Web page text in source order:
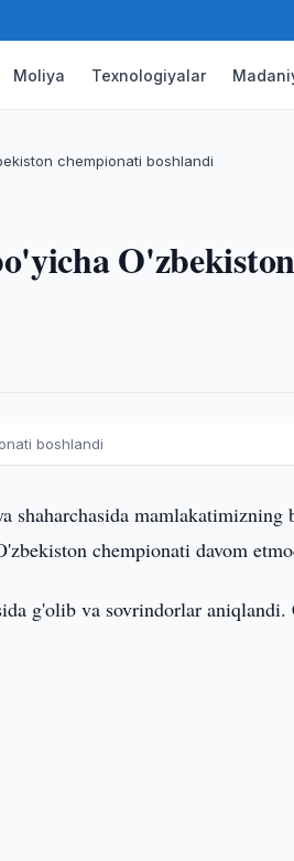
Moliya Texnologiyalar
chempionati boshlandi
boshlandi
shaharchasida mamlakatimizning
chempionati davom
g'olib va ​​sovrindorlar aniqlandi.